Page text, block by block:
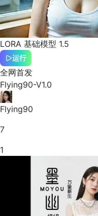
LORA 基础模型 1.5
运行
全网首发
Flying90-V1.0
Flying90
7
1